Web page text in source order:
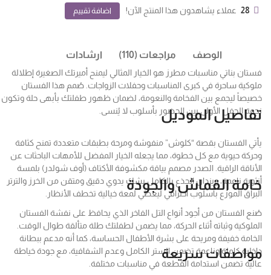
28 عملاء يشاهدون هذا المنتج الآن! اضافة تقييم
الوصف مراجعات (110) ارشادات
فستان بناتي مناسبات مطرز هو الخيار المثالي ليمنح أميرتك الصغيرة إطلالة
ملوكية ساحرة في كبرى المناسبات وحفلات الزواجات. صُمم هذا الفستان
خصيصاً ليجمع بين الفخامة والنعومة، لضمان ظهور طفلتك بأبهى حلة وتكون
نجمة الحفل الأولى بين الحضور بأسلوب لا يُنسى.
تفاصيل الموديل
يأتي الفستان بقصة “كلوش” منفوشة ومرحة بطبقات متعددة تمنح كثافة
وحركة حيوية مع كل خطوة، مما يجعله الخيار المفضل للأمهات الباحثات عن
الأناقة الراقية. الصدر مصمم بياقة مكشوفة الأكتاف (أوف شولدر) بلمسة
أنثوية ناعمة، ويزدان الجذع بالكامل بشك يدوي دقيق ومتقن من الخرز والترتر
البراق الموزع بأسلوب احترافي ليعطي لمعة خيالية تخطف الأنظار.
خامة القماش والجودة
صُنع الفستان من أجود أنواع التل الفاخر الذي يحافظ على نفشة الفستان
الملوكية وثباته أثناء الحركة، مما يضمن لطفلتك طلة متألقة طوال الوقت.
الخامة خفيفة ومريحة على بشرة الأطفال الحساسة، كما أنه مدعم ببطانة
داخلية كاملة وناعمة تضمن الستر الكامل وعدم الشفافية، مع جودة خياطة
عالية تضمن استدامة القطعة في مناسبات مختلفة.
مواصفات سريعة